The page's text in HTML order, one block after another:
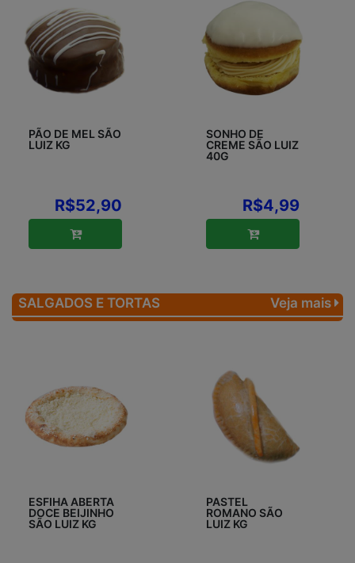
PÃO DE MEL SÃO
LUIZ KG
R$52,90
SONHO DE
CREME SÃO LUIZ
40G
R$4,99
SALGADOS E TORTAS Veja mais
ESFIHA ABERTA
DOCE BEIJINHO
SÃO LUIZ KG
PASTEL
ROMANO SÃO
LUIZ KG